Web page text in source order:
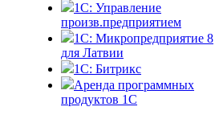
1C: Управление
произв.предприятием
1С: Микропредприятие 8
для Латвии
1C: Битрикс
Аренда программных
продуктов 1С